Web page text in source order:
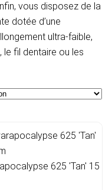
vous disposez de la
dotée d’une
ultra-faible,
le fil dentaire ou les
625 'Tan' 15